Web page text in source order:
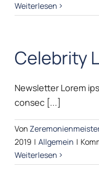
Weiterlesen
Celebrity
Newsletter Lorem
consec [...]
Von
2019 | Allgemein |
Weiterlesen